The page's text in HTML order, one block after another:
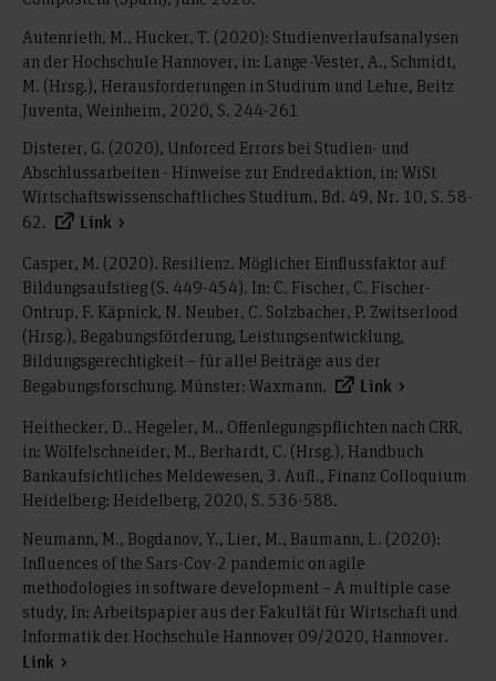
Autenrieth, M., Hucker, T. (2020): Studienverlaufsanalysen
an der Hochschule Hannover, in: Lange-Vester, A., Schmidt,
M. (Hrsg.), Herausforderungen in Studium und Lehre, Beitz
Juventa, Weinheim, 2020, S. 244-261
Disterer, G. (2020), Unforced Errors bei Studien- und
Abschlussarbeiten - Hinweise zur Endredaktion, in: WiSt
Wirtschaftswissenschaftliches Studium, Bd. 49, Nr. 10, S. 58-
62.
Link
Casper, M. (2020). Resilienz. Möglicher Einflussfaktor auf
Bildungsaufstieg (S. 449-454). In: C. Fischer, C. Fischer-
Ontrup, F. Käpnick, N. Neuber, C. Solzbacher, P. Zwitserlood
(Hrsg.), Begabungsförderung, Leistungsentwicklung,
Bildungsgerechtigkeit – für alle! Beiträge aus der
Begabungsforschung. Münster: Waxmann.
Link
Heithecker, D., Hegeler, M., Offenlegungspflichten nach CRR,
in: Wölfelschneider, M., Berhardt, C. (Hrsg.), Handbuch
Bankaufsichtliches Meldewesen, 3. Aufl., Finanz Colloquium
Heidelberg: Heidelberg, 2020, S. 536-588.
Neumann, M., Bogdanov, Y., Lier, M., Baumann, L. (2020):
Influences of the Sars-Cov-2 pandemic on agile
methodologies in software development – A multiple case
study, In: Arbeitspapier aus der Fakultät für Wirtschaft und
Informatik der Hochschule Hannover 09/2020, Hannover.
Link